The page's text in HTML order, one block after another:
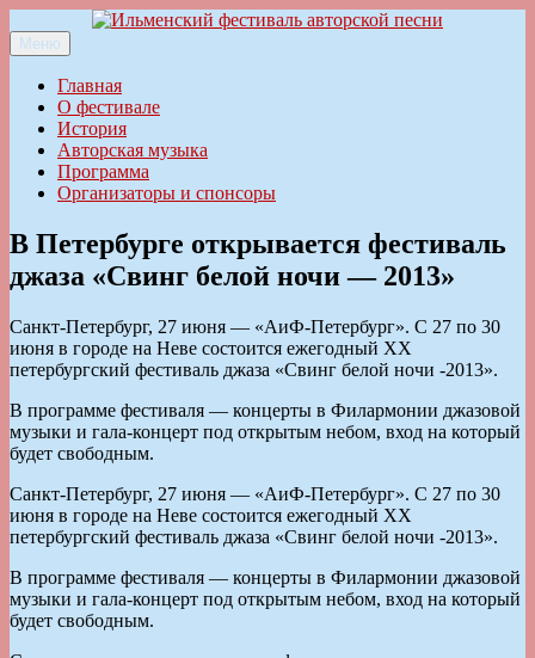
к
содержимому
Ильменский фестиваль авторской песни
Меню
Главная
О фестивале
История
Авторская музыка
Программа
Организаторы и спонсоры
В Петербурге открывается фестиваль
джаза «Свинг белой ночи — 2013»
Санкт-Петербург, 27 июня — «АиФ-Петербург». С 27 по 30
июня в городе на Неве состоится ежегодный XХ
петербургский фестиваль джаза «Свинг белой ночи -2013».
В программе фестиваля — концерты в Филармонии джазовой
музыки и гала-концерт под открытым небом, вход на который
будет свободным.
Санкт-Петербург, 27 июня — «АиФ-Петербург». С 27 по 30
июня в городе на Неве состоится ежегодный XХ
петербургский фестиваль джаза «Свинг белой ночи -2013».
В программе фестиваля — концерты в Филармонии джазовой
музыки и гала-концерт под открытым небом, вход на который
будет свободным.